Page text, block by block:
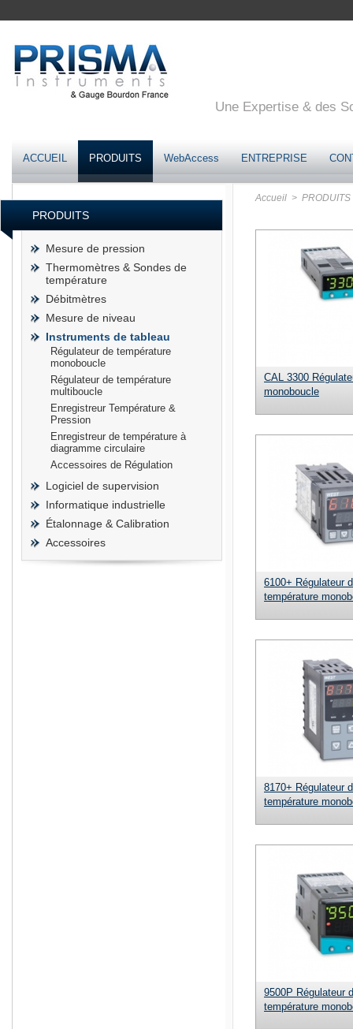
Une Expertise & des
ACCUEIL PRODUITS WebAccess ENTREPRISE
PRODUITS
Mesure de pression
Thermomètres & Sondes de
température
Débitmètres
Mesure de niveau
Instruments de tableau
Régulateur de température
monoboucle
Régulateur de température
multiboucle
Enregistreur Température &
Pression
Enregistreur de température à
diagramme circulaire
Accessoires de Régulation
Logiciel de supervision
Informatique industrielle
Étalonnage & Calibration
Accessoires
Accueil > PRODUITS
CAL 3300
monoboucle
6100+ Régulateur
température
8170+ Régulateur
température
9500P Régulateur
température